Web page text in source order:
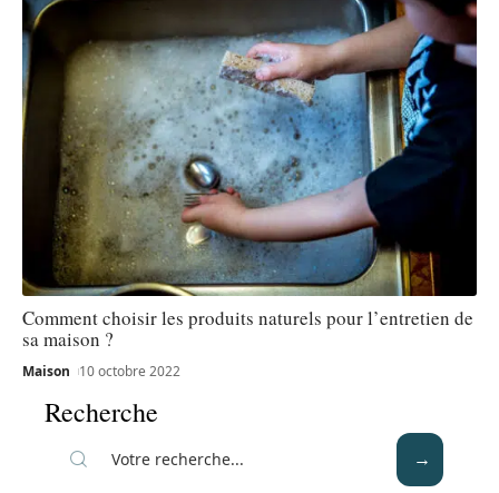
Comment choisir les produits naturels pour l’entretien de
sa maison ?
Maison 10 octobre 2022
Recherche